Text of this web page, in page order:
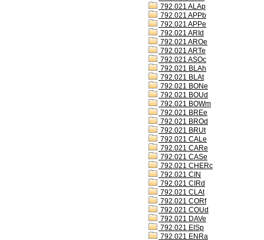
792.021 ALAp
792.021 APPb
792.021 APPe
792.021 ARId
792.021 AROe
792.021 ARTe
792.021 ASOc
792.021 BLAh
792.021 BLAt
792.021 BONe
792.021 BOUd
792.021 BOWm
792.021 BREe
792.021 BROd
792.021 BRUt
792.021 CALe
792.021 CARe
792.021 CASe
792.021 CHERc
792.021 CIN
792.021 CIRd
792.021 CLAt
792.021 CORf
792.021 COUd
792.021 DAVe
792.021 EISp
792.021 ENRa